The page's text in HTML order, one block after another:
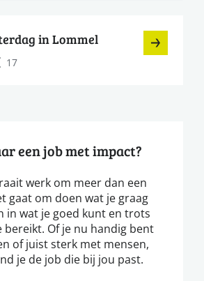
in Lommel
17
een job met impact?
werk om meer dan een
gaat om doen wat je graag
in wat je goed kunt en trots
bereikt. Of je nu handig bent
of juist sterk met mensen,
je de job die bij jou past.